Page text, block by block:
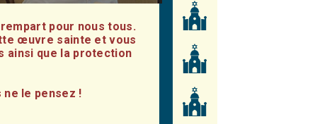
pour nous tous.
œuvre sainte et vous
ainsi que la protection
le pensez !